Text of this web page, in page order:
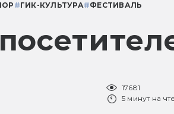
#ГИК-КУЛЬТУРА#ФЕСТИВАЛЬ
17681
5 минут на